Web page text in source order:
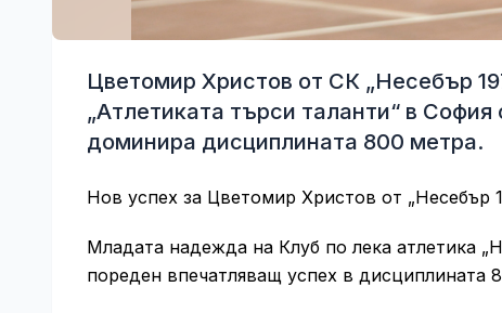
Цветомир Христов от СК „Несебър
„Атлетиката търси таланти“ в
доминира дисциплината 800 метра.
Нов успех за Цветомир Христов от „Несебър
Младата надежда на Клуб по лека атлетика
пореден впечатляващ успех в дисциплината